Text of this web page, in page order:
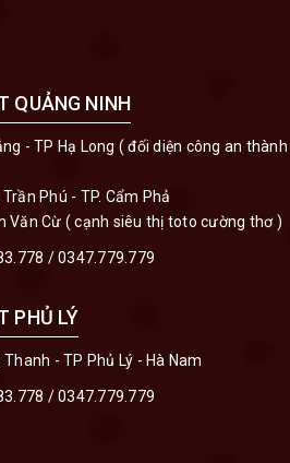
QUẢNG NINH
- TP Hạ Long ( đối diện công an thành
Phú - TP. Cẩm Phả
Văn Cừ ( cạnh siêu thị toto cường thơ )
/0347.779.779
PHỦ LÝ
- TP Phủ Lý - Hà Nam
/0347.779.779